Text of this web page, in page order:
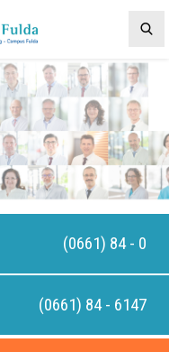
(0661) 84 - 0
(0661) 84 - 6147